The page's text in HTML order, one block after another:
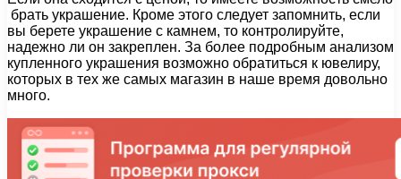
брать украшение. Кроме этого следует запомнить, если
вы берете украшение с камнем, то контролируйте,
надежно ли он закреплен. За более подробным анализом
купленного украшения возможно обратиться к ювелиру,
которых в тех же самых магазин в наше время довольно
много.